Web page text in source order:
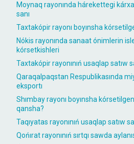
Moynaq rayonında hárekettegi
sanı
Taxtakópir rayonı boyınsha
Nókis rayonında sanaat ónimlerin
kórsetkishleri
Taxtakópir rayonınıń usaqlap satıw
Qaraqalpaqstan Respublikasında
eksportı
Shımbay rayonı boyınsha
qansha?
Taqıyatas rayonınıń usaqlap satıw
Qońırat rayonınıń sırtqı sawda